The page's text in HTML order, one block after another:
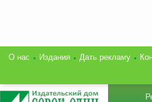
О нас Издания Дать рекламу